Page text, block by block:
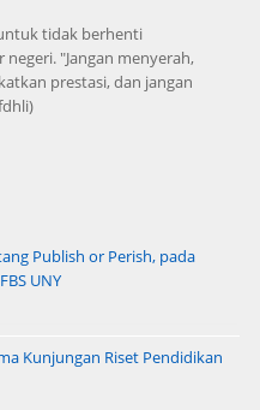
tidak berhenti
"Jangan menyerah,
prestasi, dan jangan
Publish or Perish, pada
UNY
Kunjungan Riset Pendidikan